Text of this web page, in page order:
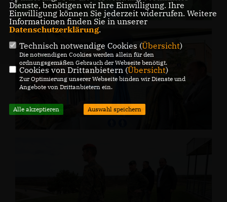
Dienste, benötigen wir Ihre Einwilligung. Ihre
Einwilligung können Sie jederzeit widerrufen. Weitere
Informationen finden Sie in unserer
Datenschutzerklärung.
Technisch notwendige Cookies (Übersicht)
Die notwendigen Cookies werden allein für den
ordnungsgemäßen Gebrauch der Webseite benötigt.
Cookies von Drittanbietern (Übersicht)
Zur Optimierung unserer Webseite binden wir Dienste und
Angebote von Drittanbietern ein.
Alle akzeptieren Auswahl speichern